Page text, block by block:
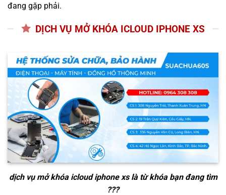
đang gặp phải.
DỊCH VỤ MỞ KHÓA ICLOUD IPHONE XS
dịch vụ mở khóa icloud iphone xslà từ khóa bạn đang tìm
???